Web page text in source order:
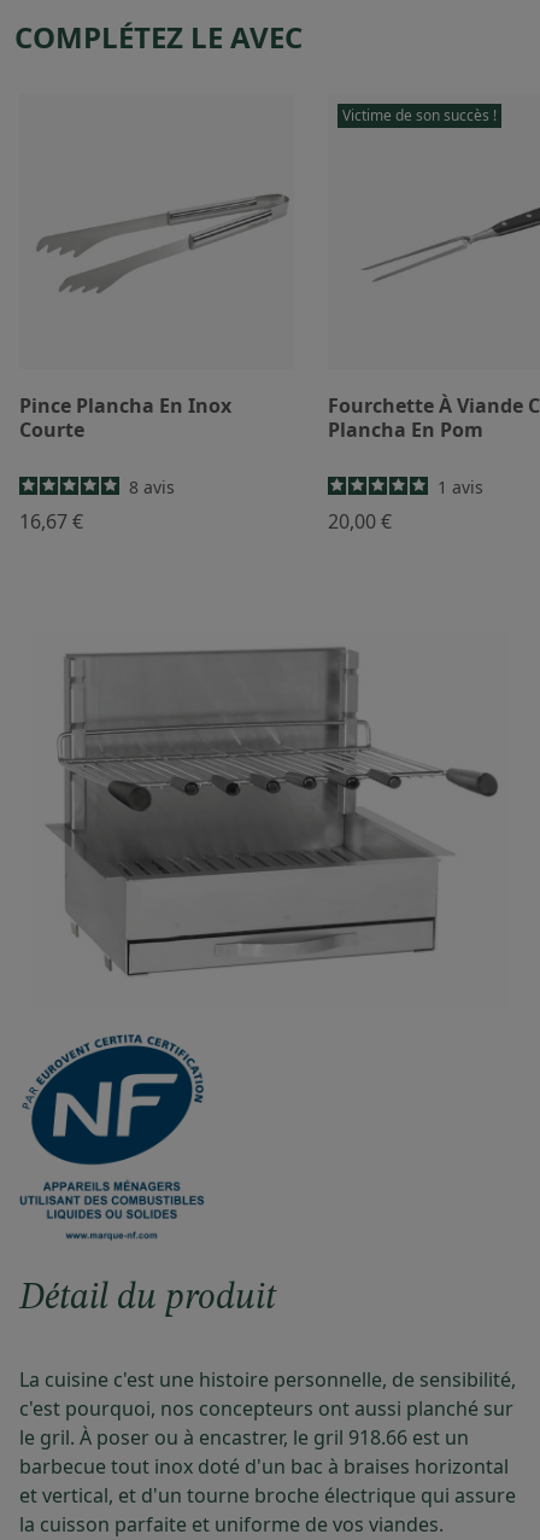
COMPLÉTEZ LE AVEC
Pince Plancha En Inox
Courte
8 avis
16,67 €
Victime de son succès !
Fourchette À Viande
Plancha En Pom
1 avis
20,00 €
Détail du produit
La cuisine c'est une histoire personnelle, de sensibilité,
c'est pourquoi, nos concepteurs ont aussi planché sur
le gril. À poser ou à encastrer, le gril 918.66 est un
barbecue tout inox doté d'un bac à braises horizontal
et vertical, et d'un tourne broche électrique qui assure
la cuisson parfaite et uniforme de vos viandes.